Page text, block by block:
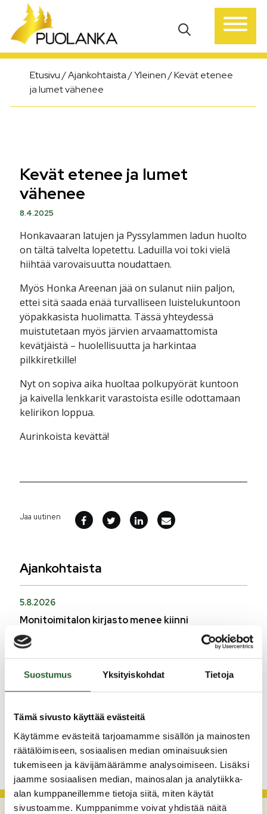
Suostumus Yksityiskohdat Tietoja
Tämä sivusto käyttää evästeitä
Käytämme evästeitä tarjoamamme sisällön ja mainosten
räätälöimiseen, sosiaalisen median ominaisuuksien
tukemiseen ja kävijämäärämme analysoimiseen. Lisäksi
jaamme sosiaalisen median, mainosalan ja analytiikka-
alan kumppaneillemme tietoja siitä, miten käytät
sivustoamme. Kumppanimme voivat yhdistää näitä
Päävalikko
Etusivu/Ajankohtaista/Yleinen/Kevät etenee
ja lumet vähenee
Kevät etenee ja lumet
vähenee
8.4.2025
Honkavaaran latujen ja Pyssylammen ladun huolto
on tältä talvelta lopetettu. Laduilla voi toki vielä
hiihtää varovaisuutta noudattaen.
Myös Honka Areenan jää on sulanut niin paljon,
ettei sitä saada enää turvalliseen luistelukuntoon
yöpakkasista huolimatta. Tässä yhteydessä
muistutetaan myös järvien arvaamattomista
kevätjäistä – huolellisuutta ja harkintaa
pilkkiretkille!
Nyt on sopiva aika huoltaa polkupyörät kuntoon
ja kaivella lenkkarit varastoista esille odottamaan
kelirikon loppua.
Aurinkoista kevättä!
Jaa uutinen
Ajankohtaista
5.8.2026
Monitoimitalon kirjasto menee kiinni
Henkilömuutoksia maaseutuhallinnossa
29.7.2026
Asfaltointityöt taajamassa myöhästyvät
KATSO KAIKKI